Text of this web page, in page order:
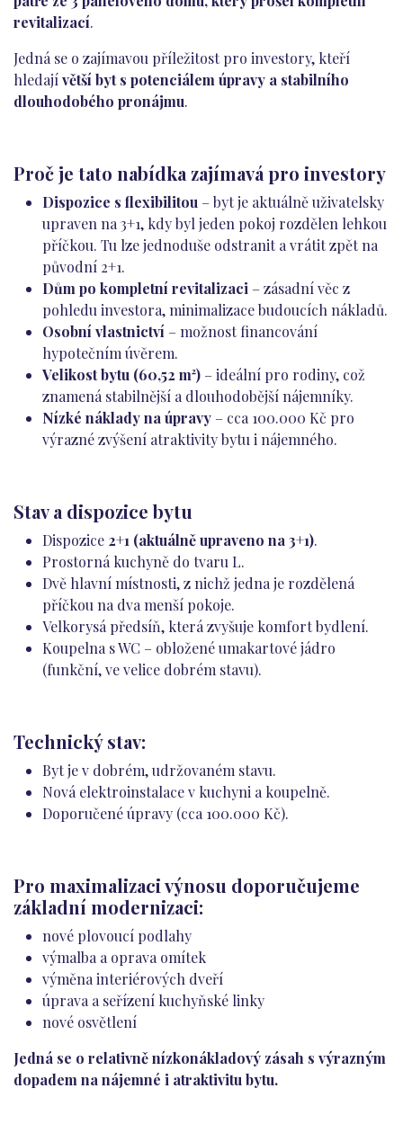
revitalizací.
Jedná se o zajímavou příležitost pro investory, kteří
hledajívětší byt s potenciálem úpravy a stabilního
dlouhodobého pronájmu.
Proč je tato nabídka zajímavá pro investory
Dispozice s flexibilitou – byt je aktuálně uživatelsky
upraven na 3+1, kdy byl jeden pokoj rozdělen lehkou
příčkou. Tu lze jednoduše odstranit a vrátit zpět na
původní 2+1.
Dům po kompletní revitalizaci – zásadní věc z
pohledu investora, minimalizace budoucích nákladů.
Osobní vlastnictví – možnost financování
hypotečním úvěrem.
Velikost bytu (60,52 m²) – ideální pro rodiny, což
znamená stabilnější a dlouhodobější nájemníky.
Nízké náklady na úpravy – cca 100.000 Kč pro
výrazné zvýšení atraktivity bytu i nájemného.
Stav a dispozice bytu
Dispozice 2+1 (aktuálně upraveno na 3+1).
Prostorná kuchyně do tvaru L.
Dvě hlavní místnosti, z nichž jedna je rozdělená
příčkou na dva menší pokoje.
Velkorysá předsíň, která zvyšuje komfort bydlení.
Koupelna s WC – obložené umakartové jádro
(funkční, ve velice dobrém stavu).
Technický stav:
Byt je v dobrém, udržovaném stavu.
Nová elektroinstalace v kuchyni a koupelně.
Doporučené úpravy (cca 100.000 Kč).
Pro maximalizaci výnosu doporučujeme
základní modernizaci:
nové plovoucí podlahy
výmalba a oprava omítek
výměna interiérových dveří
úprava a seřízení kuchyňské linky
nové osvětlení
Jedná se o relativně nízkonákladový zásah s výrazným
dopadem na nájemné i atraktivitu bytu.